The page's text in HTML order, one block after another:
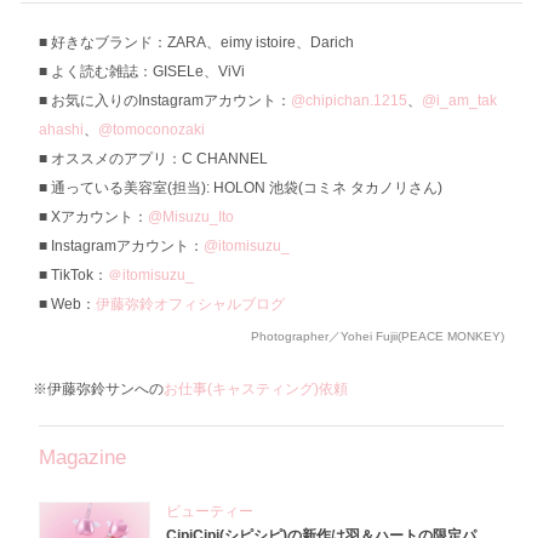
好きなブランド：ZARA、eimy istoire、Darich
よく読む雑誌：GISELe、ViVi
お気に入りのInstagramアカウント： @chipichan.1215、 @i_am_tak
ahashi、 @tomoconozaki
オススメのアプリ：C CHANNEL
通っている美容室(担当): HOLON 池袋(コミネ タカノリさん)
Xアカウント： @Misuzu_Ito
Instagramアカウント： @itomisuzu_
TikTok： ＠itomisuzu_
Web： 伊藤弥鈴オフィシャルブログ
Photographer／Yohei Fujii(PEACE MONKEY)
※伊藤弥鈴サンへのお仕事(キャスティング)依頼
Magazine
ビューティー